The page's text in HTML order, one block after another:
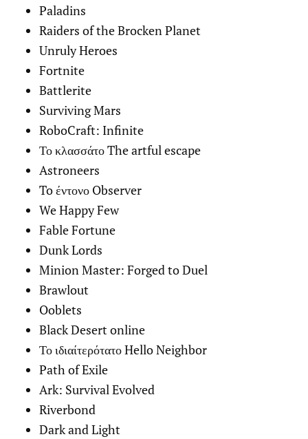
Paladins
Raiders of the Brocken Planet
Unruly Heroes
Fortnite
Battlerite
Surviving Mars
RoboCraft: Infinite
Το κλασσάτο The artful escape
Astroneers
To έντονο Observer
We Happy Few
Fable Fortune
Dunk Lords
Minion Master: Forged to Duel
Brawlout
Ooblets
Black Desert online
Το ιδιαίτερότατο Hello Neighbor
Path of Exile
Ark: Survival Evolved
Riverbond
Dark and Light